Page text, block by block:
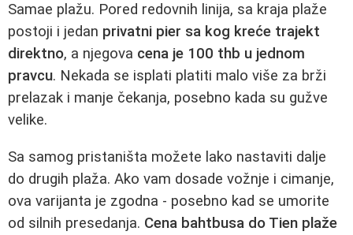
Samae plažu. Pored redovnih linija, sa kraja plaže
postoji i jedan privatni pier sa kog kreće trajekt
direktno, a njegova cena je 100 thb u jednom
pravcu. Nekada se isplati platiti malo više za brži
prelazak i manje čekanja, posebno kada su gužve
velike.
Sa samog pristaništa možete lako nastaviti dalje
do drugih plaža. Ako vam dosade vožnje i cimanje,
ova varijanta je zgodna - posebno kad se umorite
od silnih presedanja. Cena bahtbusa do Tien plaže